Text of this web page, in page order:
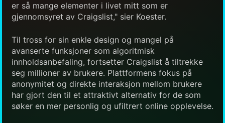
er så mange elementer i livet mitt som er
gjennomsyret av Craigslist," sier Koester.
Til tross for sin enkle design og mangel på
avanserte funksjoner som algoritmisk
innholdsanbefaling, fortsetter Craigslist å tiltrekke
seg millioner av brukere. Plattformens fokus på
anonymitet og direkte interaksjon mellom brukere
har gjort den til et attraktivt alternativ for de som
søker en mer personlig og ufiltrert online opplevelse.